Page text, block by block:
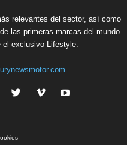
relevantes del sector, así como
las primeras marcas del mundo
el exclusivo Lifestyle.